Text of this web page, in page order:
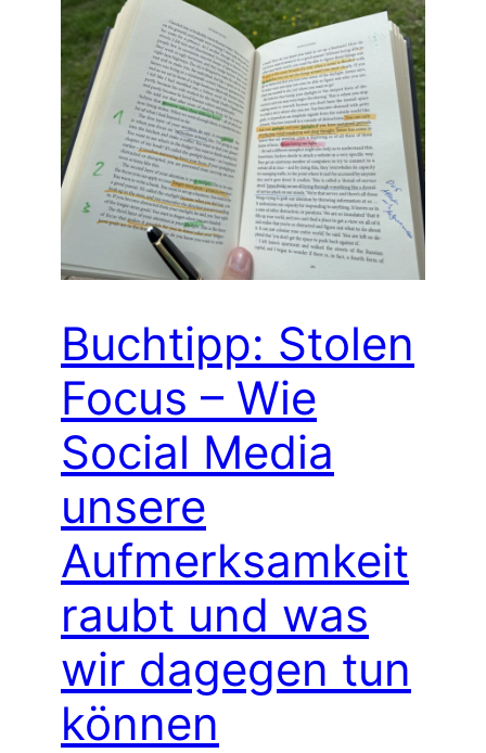
Buchtipp: Stolen
Focus – Wie
Social Media
unsere
Aufmerksamkeit
raubt und was
wir dagegen tun
können